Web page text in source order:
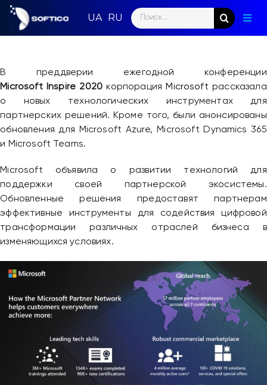
Skip
content
Search
for:
В преддверии ежегодной конференции
Microsoft Inspire 2020 корпорация Microsoft рассказала
о новых технологических инструментах для
партнерских решений. Кроме того, были анонсированы
обновления для Microsoft Azure, Microsoft Dynamics 365
и Microsoft Teams.
Microsoft объявила о развитии технологий для
поддержки своей партнерской экосистемы.
Обновленные решения предоставят партнерам
эффективные инструменты для содействия цифровой
трансформации различных отраслей бизнеса в
изменяющихся условиях.